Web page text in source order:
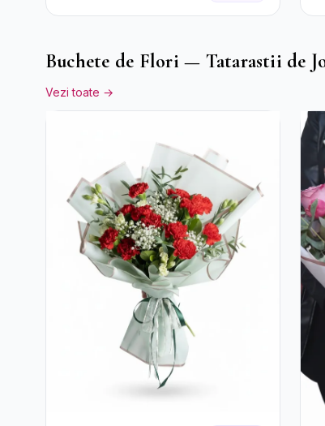
Verde în Cutie Galben
Buchete de Flori — Tatarastii de
Vezi toate →